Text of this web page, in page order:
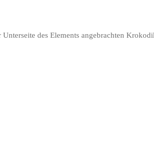
des Elements angebrachten